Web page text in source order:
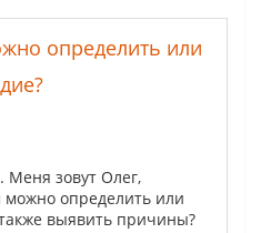
определить или
Меня зовут Олег,
можно определить или
выявить причины?